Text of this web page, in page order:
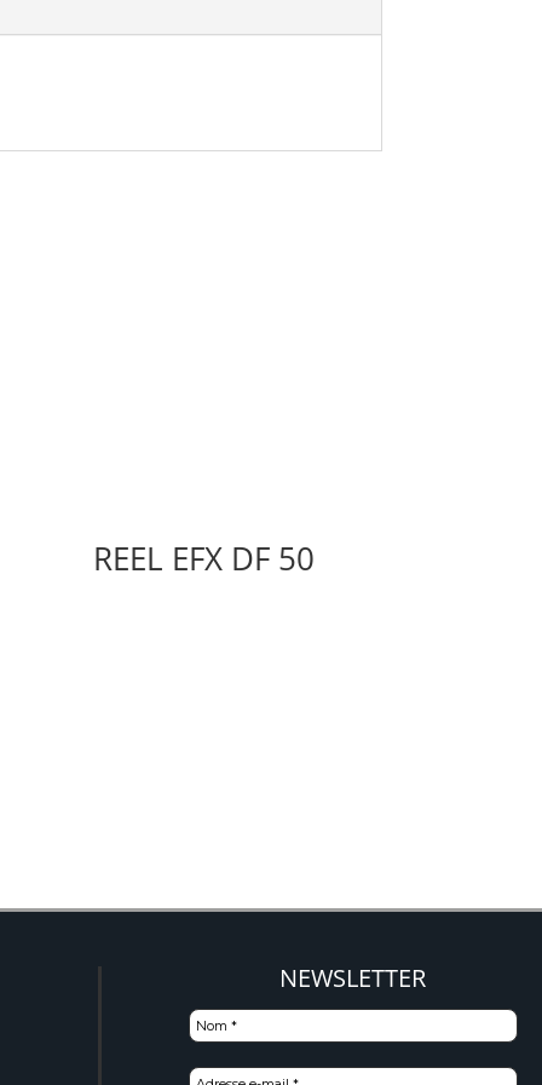
REEL EFX DF 50
NEWSLETTER